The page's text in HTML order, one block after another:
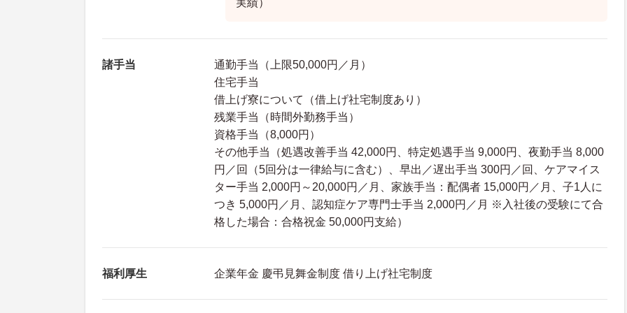
実績）
諸手当
通勤手当（上限50,000円／月）
住宅手当
借上げ寮について（借上げ社宅制度あり）
残業手当（時間外勤務手当）
資格手当（8,000円）
その他手当（処遇改善手当 42,000円、特定処遇手当 9,000円、夜勤手当 8,000
円／回（5回分は一律給与に含む）、早出／遅出手当 300円／回、ケアマイス
ター手当 2,000円～20,000円／月、家族手当：配偶者 15,000円／月、子1人に
つき 5,000円／月、認知症ケア専門士手当 2,000円／月 ※入社後の受験にて合
格した場合：合格祝金 50,000円支給）
福利厚生 企業年金 慶弔見舞金制度 借り上げ社宅制度